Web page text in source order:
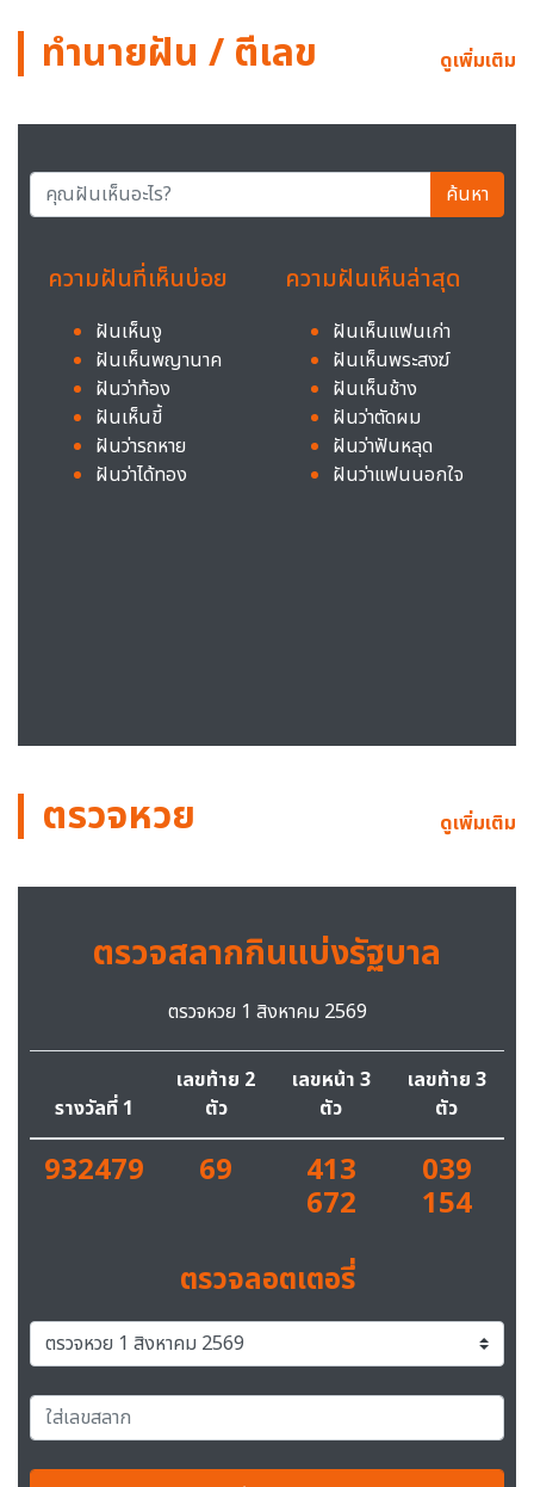
ทำนายฝัน / ตีเลข ดูเพิ่มเติม
ค้นหา
ความฝันที่เห็นบ่อย
ฝันเห็นงู
ฝันเห็นพญานาค
ฝันว่าท้อง
ฝันเห็นขี้
ฝันว่ารถหาย
ฝันว่าได้ทอง
ความฝันเห็นล่าสุด
ฝันเห็นแฟนเก่า
ฝันเห็นพระสงฆ์
ฝันเห็นช้าง
ฝันว่าตัดผม
ฝันว่าฟันหลุด
ฝันว่าแฟนนอกใจ
ตรวจหวย ดูเพิ่มเติม
ตรวจสลากกินแบ่งรัฐบาล
ตรวจหวย 1 สิงหาคม 2569
รางวัลที่ 1
เลขท้าย 2
ตัว
เลขหน้า 3
ตัว
เลขท้าย 3
ตัว
932479 69 413
672
039
154
ตรวจลอตเตอรี่